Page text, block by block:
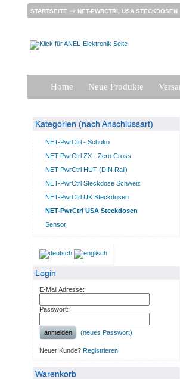
STARTSEITE ⇒ NET-PWRCTRL USA STECKDOSEN
Home Neue Produkte
Kategorien (nach Anschlussart)
NET-PwrCtrl - Schuko
NET-PwrCtrl ZX - Zero Cross
NET-PwrCtrl HUT (DIN Rail)
NET-PwrCtrl Steckdose Schweiz
NET-PwrCtrl UK Steckdosen
NET-PwrCtrl USA Steckdosen
Sensor
Login
E-Mail Adresse:
Passwort:
anmelden (neues Passwort)
Neuer Kunde? Registrieren!
Warenkorb